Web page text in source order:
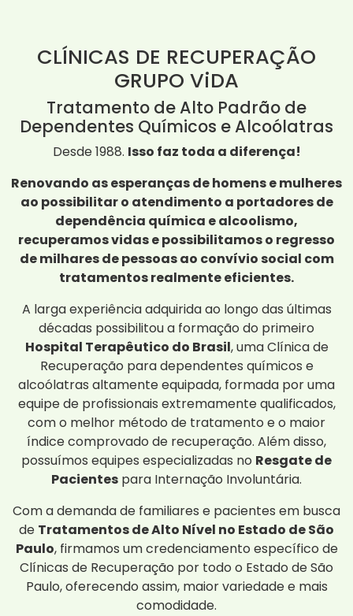
CLÍNICAS DE RECUPERAÇÃO
GRUPO ViDA
Tratamento de Alto Padrão de
Dependentes Químicos e Alcoólatras
Desde 1988. Isso faz toda a diferença!
Renovando as esperanças de homens e mulheres
ao possibilitar o atendimento a portadores de
dependência química e alcoolismo,
recuperamos vidas e possibilitamos o regresso
de milhares de pessoas ao convívio social com
tratamentos realmente eficientes.
A larga experiência adquirida ao longo das últimas
décadas possibilitou a formação do primeiro
Hospital Terapêutico do Brasil, uma Clínica de
Recuperação para dependentes químicos e
alcoólatras altamente equipada, formada por uma
equipe de profissionais extremamente qualificados,
com o melhor método de tratamento e o maior
índice comprovado de recuperação. Além disso,
possuímos equipes especializadas no Resgate de
Pacientes para Internação Involuntária.
Com a demanda de familiares e pacientes em busca
de Tratamentos de Alto Nível no Estado de São
Paulo, firmamos um credenciamento específico de
Clínicas de Recuperação por todo o Estado de São
Paulo, oferecendo assim, maior variedade e mais
comodidade.